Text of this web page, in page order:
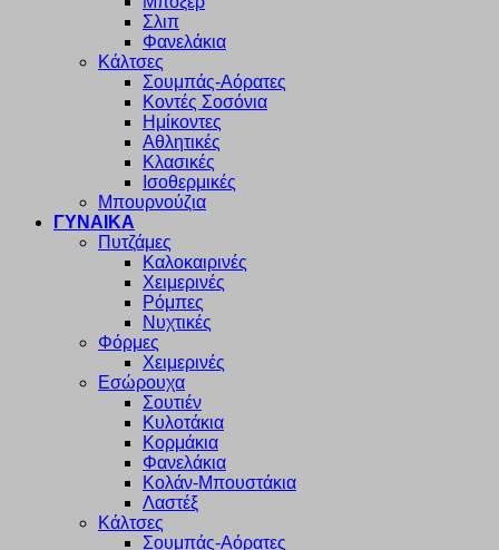
Σλιπ
Φανελάκια
Κάλτσες
Σουμπάς-Αόρατες
Κοντές Σοσόνια
Ημίκοντες
Αθλητικές
Κλασικές
Ισοθερμικές
Μπουρνούζια
ΓΥΝΑΙΚΑ
Πυτζάμες
Καλοκαιρινές
Χειμερινές
Ρόμπες
Νυχτικές
Φόρμες
Χειμερινές
Εσώρουχα
Σουτιέν
Κυλοτάκια
Κορμάκια
Φανελάκια
Κολάν-Μπουστάκια
Λαστέξ
Κάλτσες
Σουμπάς-Αόρατες